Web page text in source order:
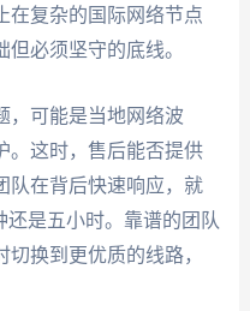
在复杂的国际网络节点
必须坚守的底线。
，可能是当地网络波
。这时，售后能否提供
队在背后快速响应，就
还是五小时。靠谱的团队
换到更优质的线路，